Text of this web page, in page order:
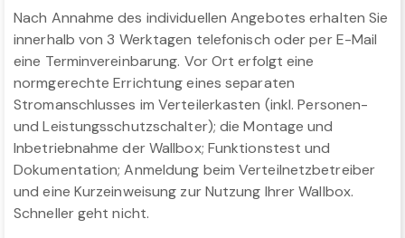
Nach Annahme des individuellen Angebotes erhalten Sie
innerhalb von 3 Werktagen telefonisch oder per E-Mail
eine Terminvereinbarung. Vor Ort erfolgt eine
normgerechte Errichtung eines separaten
Stromanschlusses im Verteilerkasten (inkl. Personen-
und Leistungsschutzschalter); die Montage und
Inbetriebnahme der Wallbox; Funktionstest und
Dokumentation; Anmeldung beim Verteilnetzbetreiber
und eine Kurzeinweisung zur Nutzung Ihrer Wallbox.
Schneller geht nicht.